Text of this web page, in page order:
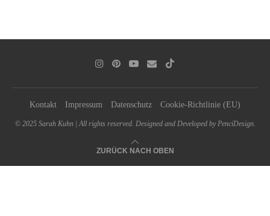
Kontakt Impressum Datenschutz Cookie-Richtlinie (EU)
© 2025 Sarah Kuhn | All rights reserved. Designed and Developed by PenciDesign.
ZURÜCK NACH OBEN